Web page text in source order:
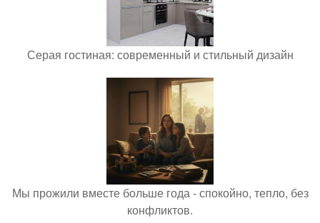
Серая гостиная: современный и стильный дизайн
Мы прожили вместе больше года - спокойно, тепло, без
конфликтов.